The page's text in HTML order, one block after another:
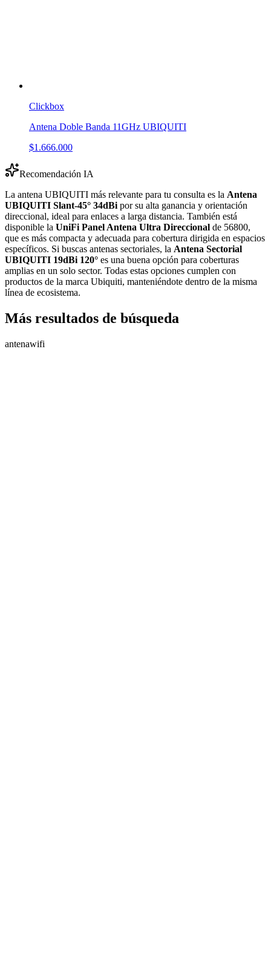
Clickbox
Antena Doble Banda 11GHz UBIQUITI
$1.666.000
Recomendación IA
La antena UBIQUITI más relevante para tu consulta es la Antena
UBIQUITI Slant-45° 34dBi por su alta ganancia y orientación
direccional, ideal para enlaces a larga distancia. También está
disponible la UniFi Panel Antena Ultra Direccional de 56800,
que es más compacta y adecuada para cobertura dirigida en espacios
específicos. Si buscas antenas sectoriales, la Antena Sectorial
UBIQUITI 19dBi 120° es una buena opción para coberturas
amplias en un solo sector. Todas estas opciones cumplen con
productos de la marca Ubiquiti, manteniéndote dentro de la misma
línea de ecosistema.
Más resultados de búsqueda
antenawifi